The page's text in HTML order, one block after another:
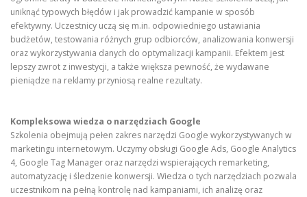
uniknąć typowych błędów i jak prowadzić kampanie w sposób
efektywny. Uczestnicy uczą się m.in. odpowiedniego ustawiania
budżetów, testowania różnych grup odbiorców, analizowania konwersji
oraz wykorzystywania danych do optymalizacji kampanii. Efektem jest
lepszy zwrot z inwestycji, a także większa pewność, że wydawane
pieniądze na reklamy przyniosą realne rezultaty.
Kompleksowa wiedza o narzędziach Google
Szkolenia obejmują pełen zakres narzędzi Google wykorzystywanych w
marketingu internetowym. Uczymy obsługi Google Ads, Google Analytics
4, Google Tag Manager oraz narzędzi wspierających remarketing,
automatyzację i śledzenie konwersji. Wiedza o tych narzędziach pozwala
uczestnikom na pełną kontrolę nad kampaniami, ich analizę oraz